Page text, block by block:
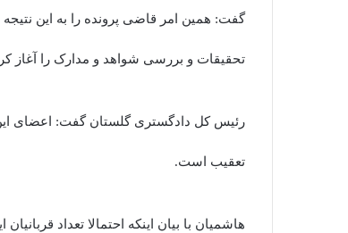
گفت: همین امر قاضی پرونده را به این
تحقیقات و بررسی شواهد و مدارک را آغاز
تعقیب است.
هاشمیان با بیان اینکه احتمالا تعداد